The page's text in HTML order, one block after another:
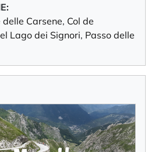
delle Carsene, Col de
Lago dei Signori, Passo delle